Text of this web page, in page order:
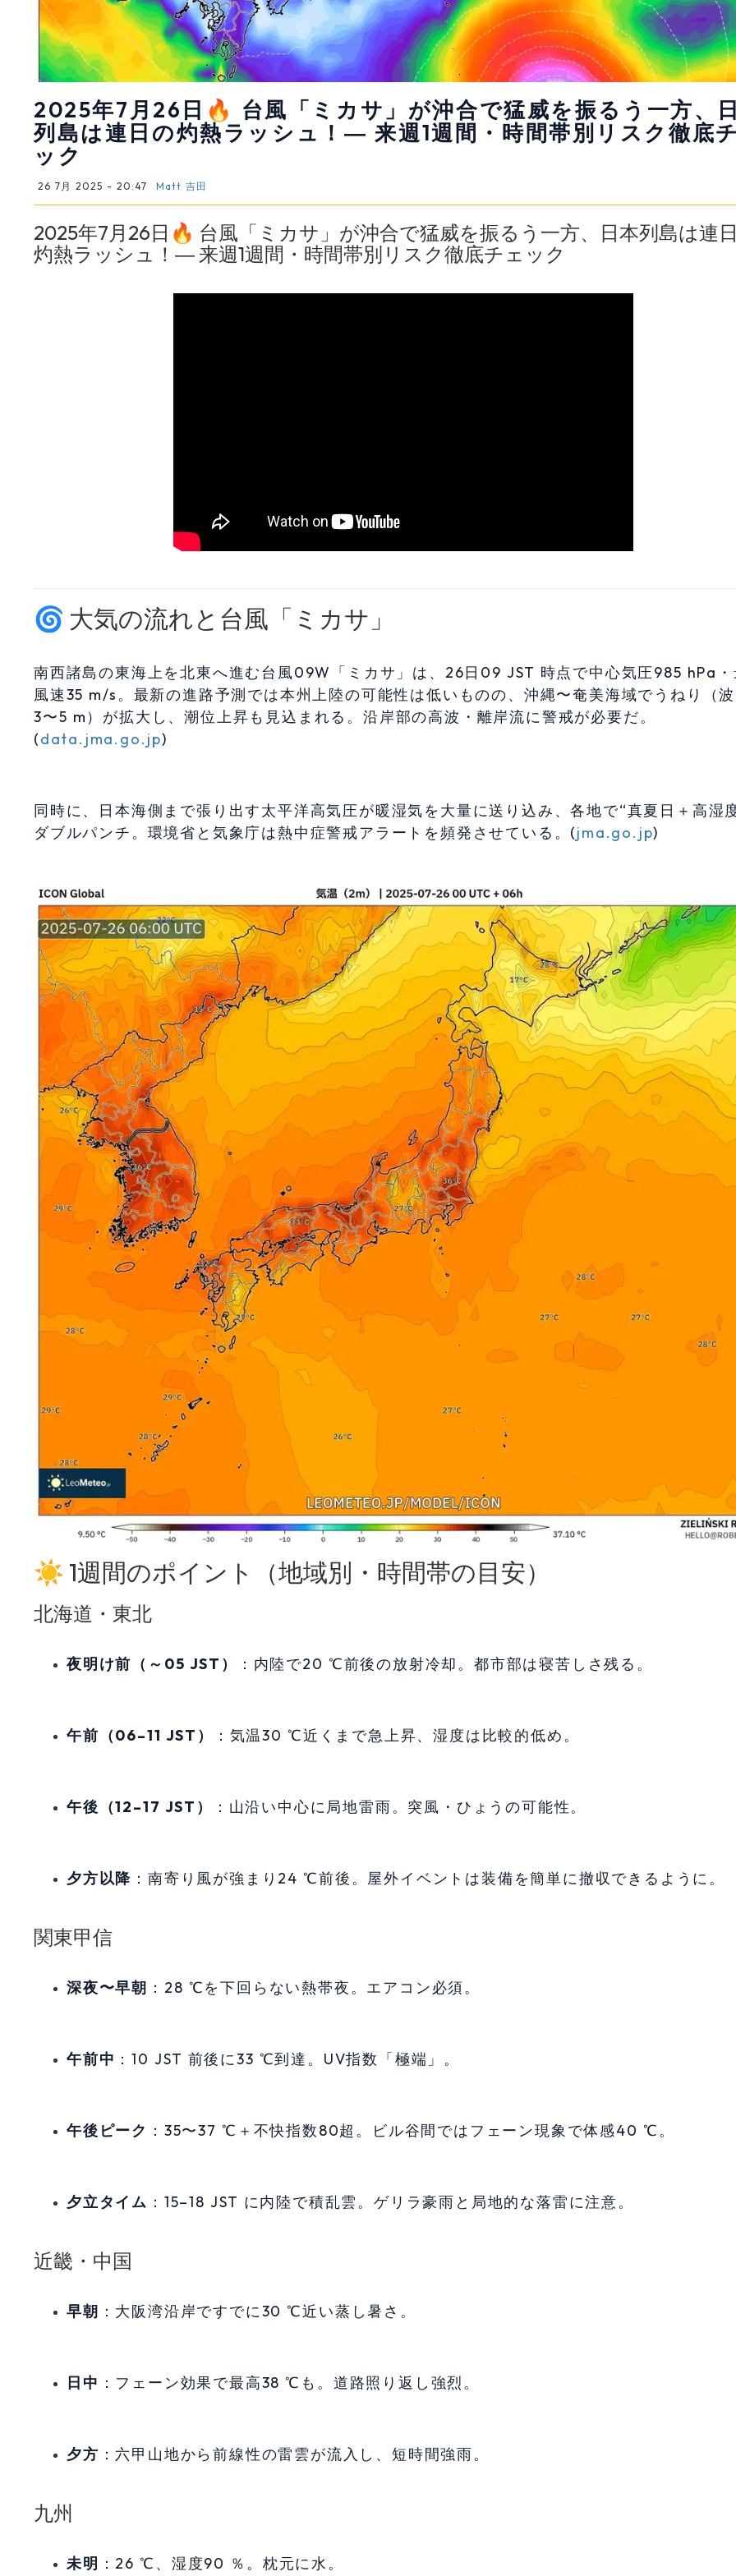
2025年7月26日🔥 台風「ミカサ」が沖合で猛威を振るう一方、
列島は連日の灼熱ラッシュ！― 来週1週間・時間帯別リスク徹底
ック
26 7月 2025 - 20:47 Matt 吉田
2025年7月26日🔥 台風「ミカサ」が沖合で猛威を振るう一方、日本列島は連
灼熱ラッシュ！― 来週1週間・時間帯別リスク徹底チェック
🌀 大気の流れと台風「ミカサ」
南西諸島の東海上を北東へ進む台風09W「ミカサ」は、26日09 JST 時点で中心気圧985 hPa
風速35 m/s。最新の進路予測では本州上陸の可能性は低いものの、沖縄〜奄美海域でうねり（
3〜5 m）が拡大し、潮位上昇も見込まれる。沿岸部の高波・離岸流に警戒が必要だ。
(data.jma.go.jp)
同時に、日本海側まで張り出す太平洋高気圧が暖湿気を大量に送り込み、各地で“真夏日＋高湿
ダブルパンチ。環境省と気象庁は熱中症警戒アラートを頻発させている。(jma.go.jp)
☀️ 1週間のポイント（地域別・時間帯の目安）
北海道・東北
夜明け前（～05 JST） ：内陸で20 ℃前後の放射冷却。都市部は寝苦しさ残る。
午前（06–11 JST） ：気温30 ℃近くまで急上昇、湿度は比較的低め。
午後（12–17 JST） ：山沿い中心に局地雷雨。突風・ひょうの可能性。
夕方以降 ：南寄り風が強まり24 ℃前後。屋外イベントは装備を簡単に撤収できるように。
関東甲信
深夜〜早朝 ：28 ℃を下回らない熱帯夜。エアコン必須。
午前中 ：10 JST 前後に33 ℃到達。UV指数「極端」。
午後ピーク ：35〜37 ℃＋不快指数80超。ビル谷間ではフェーン現象で体感40 ℃。
夕立タイム ：15–18 JST に内陸で積乱雲。ゲリラ豪雨と局地的な落雷に注意。
近畿・中国
早朝 ：大阪湾沿岸ですでに30 ℃近い蒸し暑さ。
日中 ：フェーン効果で最高38 ℃も。道路照り返し強烈。
夕方 ：六甲山地から前線性の雷雲が流入し、短時間強雨。
九州
未明 ：26 ℃、湿度90 ％。枕元に水。